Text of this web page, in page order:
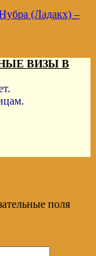
(Ладакх) –
ВИЗЫ В
поля